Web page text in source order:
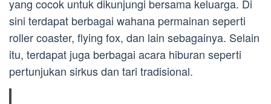
yang cocok untuk dikunjungi bersama keluarga. Di
sini terdapat berbagai wahana permainan seperti
roller coaster, flying fox, dan lain sebagainya. Selain
itu, terdapat juga berbagai acara hiburan seperti
pertunjukan sirkus dan tari tradisional.